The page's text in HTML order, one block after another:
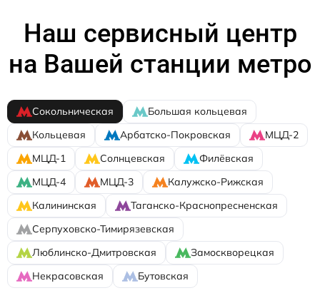
Наш сервисный центр
на Вашей станции метро
Сокольническая
Большая кольцевая
Кольцевая
Арбатско-Покровская
МЦД-2
МЦД-1
Солнцевская
Филёвская
МЦД-4
МЦД-3
Калужско-Рижская
Калининская
Таганско-Краснопресненская
Серпуховско-Тимирязевская
Люблинско-Дмитровская
Замоскворецкая
Некрасовская
Бутовская